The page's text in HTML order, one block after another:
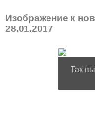
Изображение к
28.01.2017
Так